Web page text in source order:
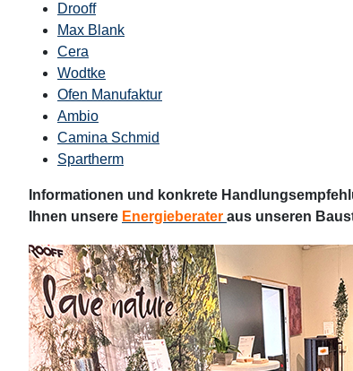
Drooff
Max Blank
Cera
Wodtke
Ofen Manufaktur
Ambio
Camina Schmid
Spartherm
Informationen und konkrete
Ihnen unsere Energieberater aus unseren